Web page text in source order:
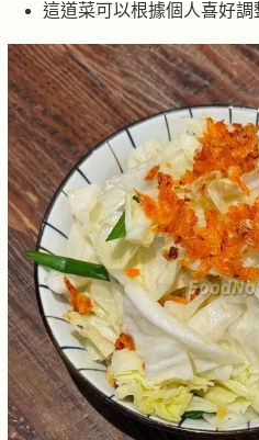
這道菜可以根據個人喜好調